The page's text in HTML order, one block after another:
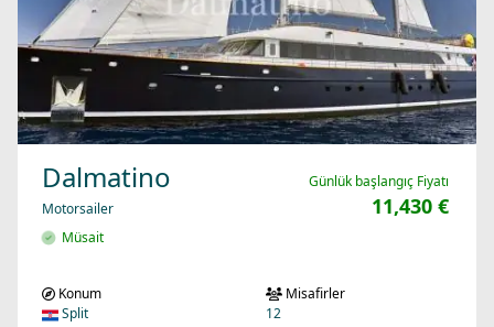
Dalmatino
Motorsailer
Müsait
Günlük başlangıç Fiyatı
11,430 €
Konum
Split
Misafirler
12